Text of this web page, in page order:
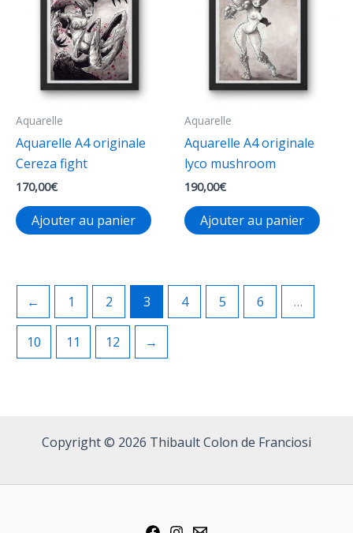
Aquarelle
Aquarelle A4 originale
Cereza fight
170,00€
Ajouter au panier
Aquarelle
Aquarelle A4 originale
lyco mushroom
190,00€
Ajouter au panier
← 1 2 3 4 5 6 …
10 11 12 →
Copyright © 2026 Thibault Colon de Franciosi